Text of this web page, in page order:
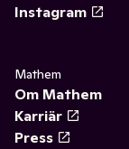
Instagram
Mathem
Om Mathem
Karriär
Press